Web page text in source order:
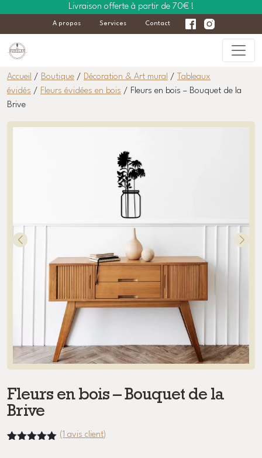
Livraison offerte à partir de 70€ !
A propos Services Contact
Accueil / Boutique / Décoration & Art mural / Tableaux
évidés / Fleurs évidées en bois / Fleurs en bois – Bouquet de la
Brive
Fleurs en bois – Bouquet de la
Brive
( 1 avis client)